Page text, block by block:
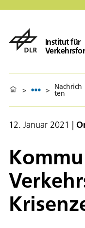
Institut für
> > Nachrich
ten
12. Januar 2021 |